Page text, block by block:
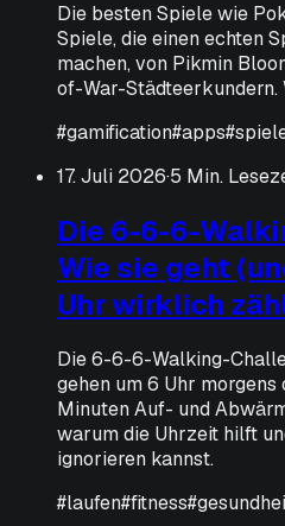
Die besten Spiele wie
Spiele, die einen echten
machen, von Pikmin
of-War-Städteerkundern.
#gamification#apps#
17. Juli 2026·5 Min.
Die 6-6-6-
Wie sie geht
Uhr wirklich
Die 6-6-6-Walking-
gehen um 6 Uhr
Minuten Auf- und
warum die Uhrzeit hilft
ignorieren kannst.
#laufen#fitness#